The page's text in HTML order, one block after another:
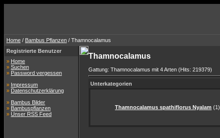
Home / Bambus Pflanzen / Thamnocalamus
Registrierte Benutzer
» Home
» Suchen
» Password vergessen
» Impressum
» Datenschutzerklärung
» Bambus Bilder
» Bambuspflanzen
» Unser RSS Feed
Thamnocalamus
Gattung: Thamnocalamus mit 4 Arten (Hits: 219379)
Unterkategorien
Thamnocalamus spathiflorus Nyalam (1)